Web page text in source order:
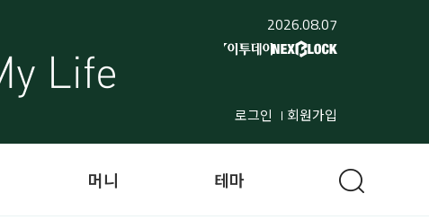
2026.08.07
로그인 회원가입
머니 테마